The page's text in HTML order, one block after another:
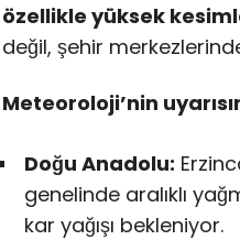
özellikle yüksek
değil, şehir
Meteoroloji’nin
Doğu Anadolu:
genelinde aralıklı
kar yağışı bekleniyor.